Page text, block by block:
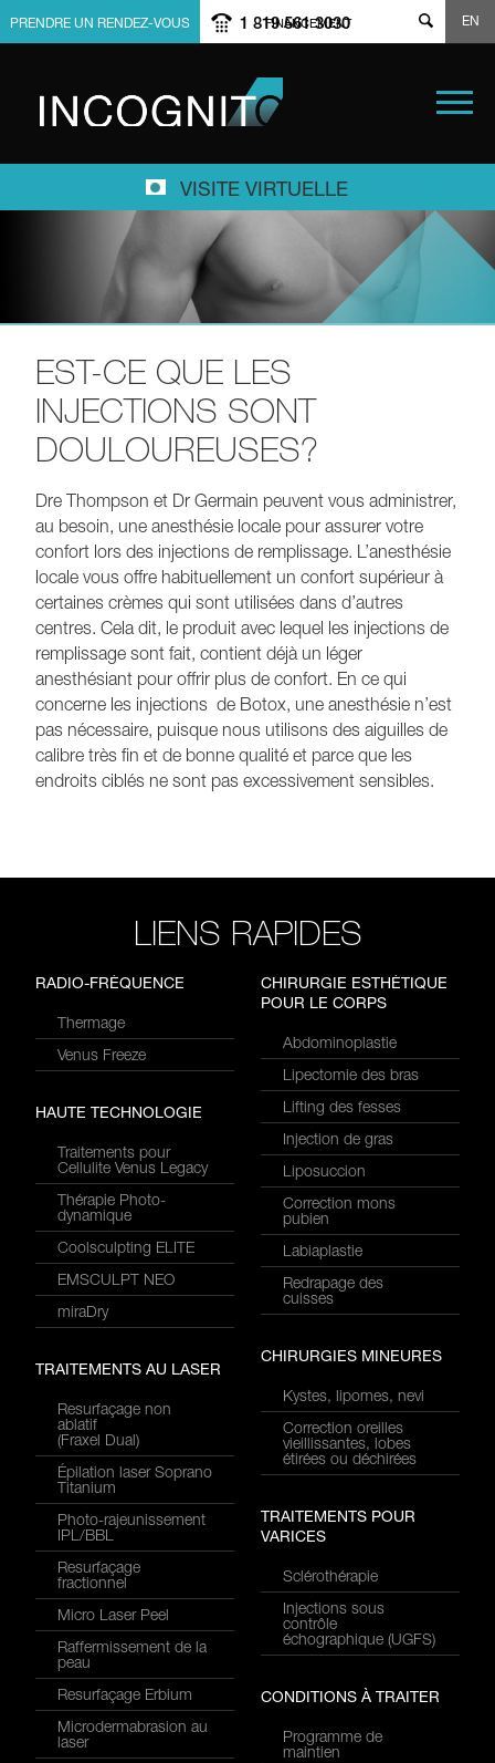
FINANCEMENT
PRENDRE UN RENDEZ-VOUS 1 819 561 3030 EN
VISITE VIRTUELLE
EST-CE QUE LES
INJECTIONS SONT
DOULOUREUSES?
Dre Thompson et Dr Germain peuvent vous administrer,
au besoin, une anesthésie locale pour assurer votre
confort lors des injections de remplissage. L’anesthésie
locale vous offre habituellement un confort supérieur à
certaines crèmes qui sont utilisées dans d’autres
centres. Cela dit, le produit avec lequel les injections de
remplissage sont fait, contient déjà un léger
anesthésiant pour offrir plus de confort. En ce qui
concerne les injections de Botox, une anesthésie n’est
pas nécessaire, puisque nous utilisons des aiguilles de
calibre très fin et de bonne qualité et parce que les
endroits ciblés ne sont pas excessivement sensibles.
LIENS RAPIDES
RADIO-FRÉQUENCE
Thermage
Venus Freeze
HAUTE TECHNOLOGIE
Traitements pour
Cellulite Venus Legacy
Thérapie Photo-
dynamique
Coolsculpting ELITE
EMSCULPT NEO
miraDry
TRAITEMENTS AU LASER
Resurfaçage non
ablatif
(Fraxel Dual)
Épilation laser Soprano
Titanium
Photo-rajeunissement
IPL/BBL
Resurfaçage
fractionnel
Micro Laser Peel
Raffermissement de la
peau
Resurfaçage Erbium
Microdermabrasion au
laser
CHIRURGIE ESTHÉTIQUE
POUR LE CORPS
Abdominoplastie
Lipectomie des bras
Lifting des fesses
Injection de gras
Liposuccion
Correction mons
pubien
Labiaplastie
Redrapage des
cuisses
CHIRURGIES MINEURES
Kystes, lipomes, nevi
Correction oreilles
vieillissantes, lobes
étirées ou déchirées
TRAITEMENTS POUR
VARICES
Sclérothérapie
Injections sous
contrôle
échographique (UGFS)
CONDITIONS À TRAITER
Programme de
maintien